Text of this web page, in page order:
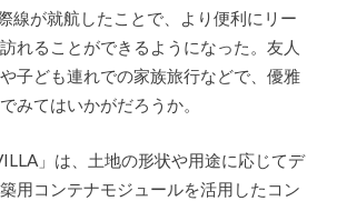
線が就航したことで、より便利にリー
れることができるようになった。友人
子ども連れでの家族旅行などで、優雅
みてはいかがだろうか。
」は、土地の形状や用途に応じてデ
用コンテナモジュールを活用したコン